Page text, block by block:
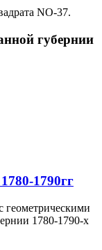
NО-37.
губернии
1790гг
геометрическими
1780-1790-х